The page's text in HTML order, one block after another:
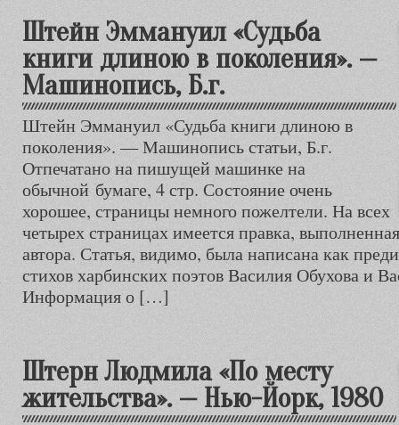
Штейн Эммануил «Судьба
книги длиною в поколения». —
Машинопись, Б.г.
Штейн Эммануил «Судьба книги длиною в
поколения». — Машинопись статьи, Б.г.
Отпечатано на пишущей машинке на
обычной бумаге, 4 стр. Состояние очень
хорошее, страницы немного пожелтели. На всех
четырех страницах имеется правка,
автора. Статья, видимо, была написана как
стихов харбинских поэтов Василия Обухова и
Информация о […]
Штерн Людмила «По месту
жительства». — Нью-Йорк, 1980